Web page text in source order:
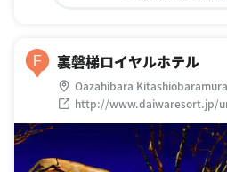
F 裏磐梯ロイヤルホテル
Oazahibara
剣ケ峯 檜原 北塩原村 耶麻郡 福
http://www.daiwaresort.jp/